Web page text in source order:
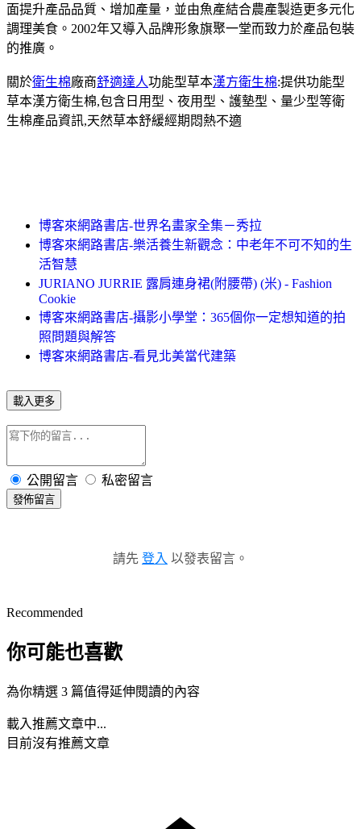
面提升產品品質、增加產量，並由魚產結合農產製造更多元化
調理美食。2002年又導入品牌形象旗聚一堂而致力於產品包裝
的推廣。
關於衛生棉廠商舒適達人功能型草本漢方衛生棉:提供功能型
草本漢方衛生棉,包含日用型、夜用型、護墊型、量少型等衛
生棉產品資訊,天然草本舒緩經期悶熱不適
博客來網路書店-世界名畫家全集－秀拉
博客來網路書店-樂活養生新觀念：中老年不可不知的生
活智慧
JURIANO JURRIE 露肩連身裙(附腰帶) (米) - Fashion
Cookie
博客來網路書店-攝影小學堂：365個你一定想知道的拍
照問題與解答
博客來網路書店-看見北美當代建築
載入更多
公開留言 私密留言
發佈留言
請先 登入 以發表留言。
Recommended
你可能也喜歡
為你精選 3 篇值得延伸閱讀的內容
載入推薦文章中...
目前沒有推薦文章